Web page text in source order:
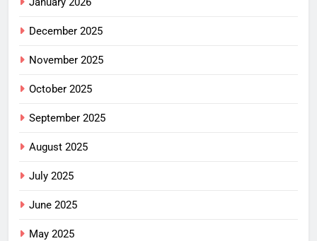
December 2025
November 2025
October 2025
September 2025
August 2025
July 2025
June 2025
May 2025